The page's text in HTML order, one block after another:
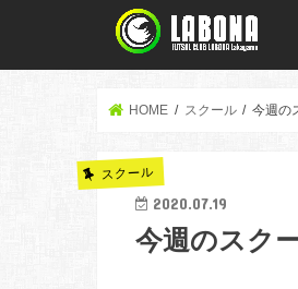
HOME スクール 今週の
スクール
2020.07.19
今週のスク